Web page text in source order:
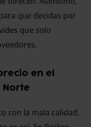
que decidas por
que solo
en el
Norte
con la mala calidad,